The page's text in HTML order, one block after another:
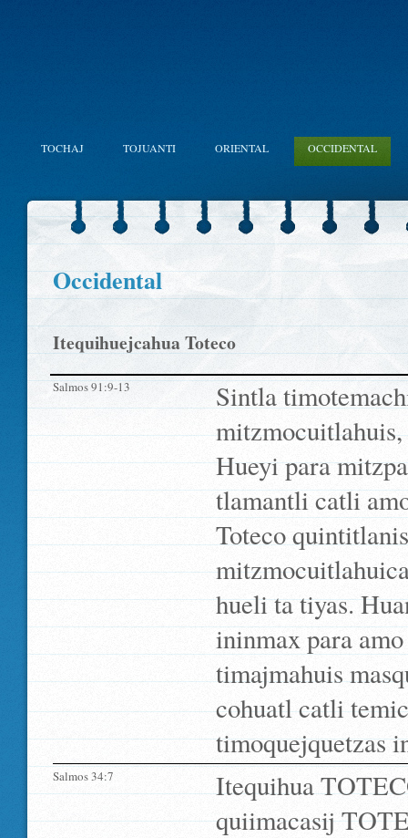
TOCHAJ TOJUANTI ORIENTAL OCCIDENTAL
Occidental
Itequihuejcahua Toteco
Salmos 91:9-13
Sintla
Hueyi para
tlamantli catli
Toteco
hueli ta tiyas.
ininmax para
timajmahuis
cohuatl catli
timoquejquetzas
Salmos 34:7
Itequihua
quiimacasij